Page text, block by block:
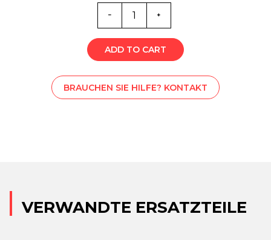
MC0-
4258
Menge
ADD TO CART
BRAUCHEN SIE HILFE? KONTAKT
VERWANDTE ERSATZTEILE